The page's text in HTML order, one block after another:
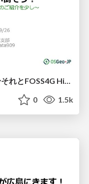
Pythonでジオを使い倒そう！ 〜それとFOSS4G Hiroshima 2026のご紹介を少し〜
0 1.5k